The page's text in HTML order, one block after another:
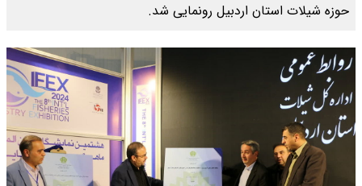
حوزه شیلات استان اردبیل رونمایی شد.